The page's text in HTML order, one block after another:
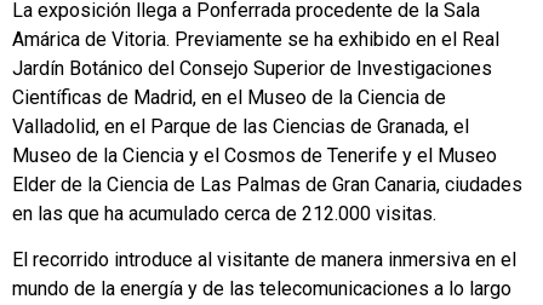
La exposición llega a Ponferrada procedente de la Sala
Amárica de Vitoria. Previamente se ha exhibido en el Real
Jardín Botánico del Consejo Superior de Investigaciones
Científicas de Madrid, en el Museo de la Ciencia de
Valladolid, en el Parque de las Ciencias de Granada, el
Museo de la Ciencia y el Cosmos de Tenerife y el Museo
Elder de la Ciencia de Las Palmas de Gran Canaria, ciudades
en las que ha acumulado cerca de 212.000 visitas.
El recorrido introduce al visitante de manera inmersiva en el
mundo de la energía y de las telecomunicaciones a lo largo